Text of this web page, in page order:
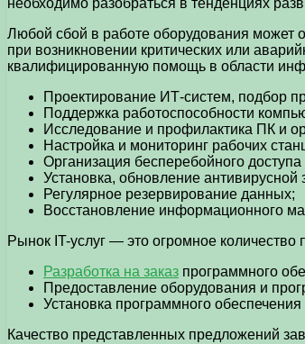
необходимо разобраться в тенденциях
Любой сбой в работе оборудования может
при возникновении критических или
квалифицированную помощь в области
Проектирование ИТ-систем, подбор
Поддержка работоспособности
Исследование и профилактика ПК и
Настройка и мониторинг рабочих
Организация бесперебойного доступа
Установка, обновление антивирусной
Регулярное резервирование данных;
Восстановление информационного
Рынок IT-услуг — это огромное
Разработка на заказ программного
Предоставление оборудования и
Установка программного
Качество представленных предложений